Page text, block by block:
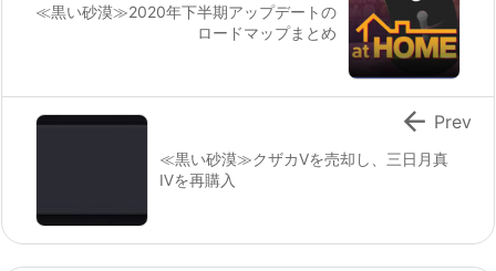
≪黒い砂漠≫2020年下半期アップデートの
ロードマップまとめ
≪黒い砂漠≫クザカⅤを売却し、三日月真
Ⅳを再購入
 Prev